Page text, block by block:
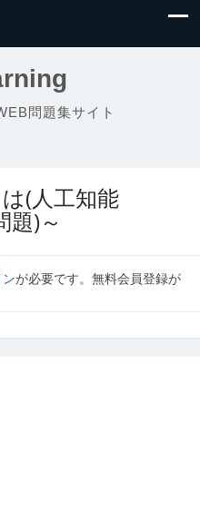
問題集サイト
(人工知能
題)～
が必要です。無料会員登録が